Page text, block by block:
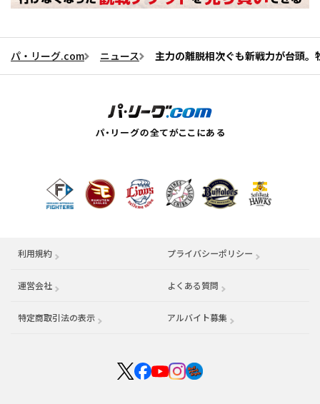
パ・リーグ.com ニュース 主力の離脱相次ぐも新戦力が台頭
利用規約 プライバシーポリシー
運営会社 （別ウィンドウで開く） よくある質問
特定商取引法の表示 アルバイト募集 （別ウィンドウで開く